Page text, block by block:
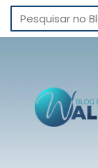
Pular
conteúdo